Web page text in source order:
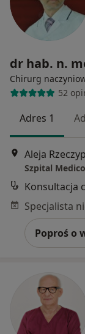
dr hab. n.
Chirurg
52
Adres 1
Aleja
Szpital
Konsultacja
Poproś o